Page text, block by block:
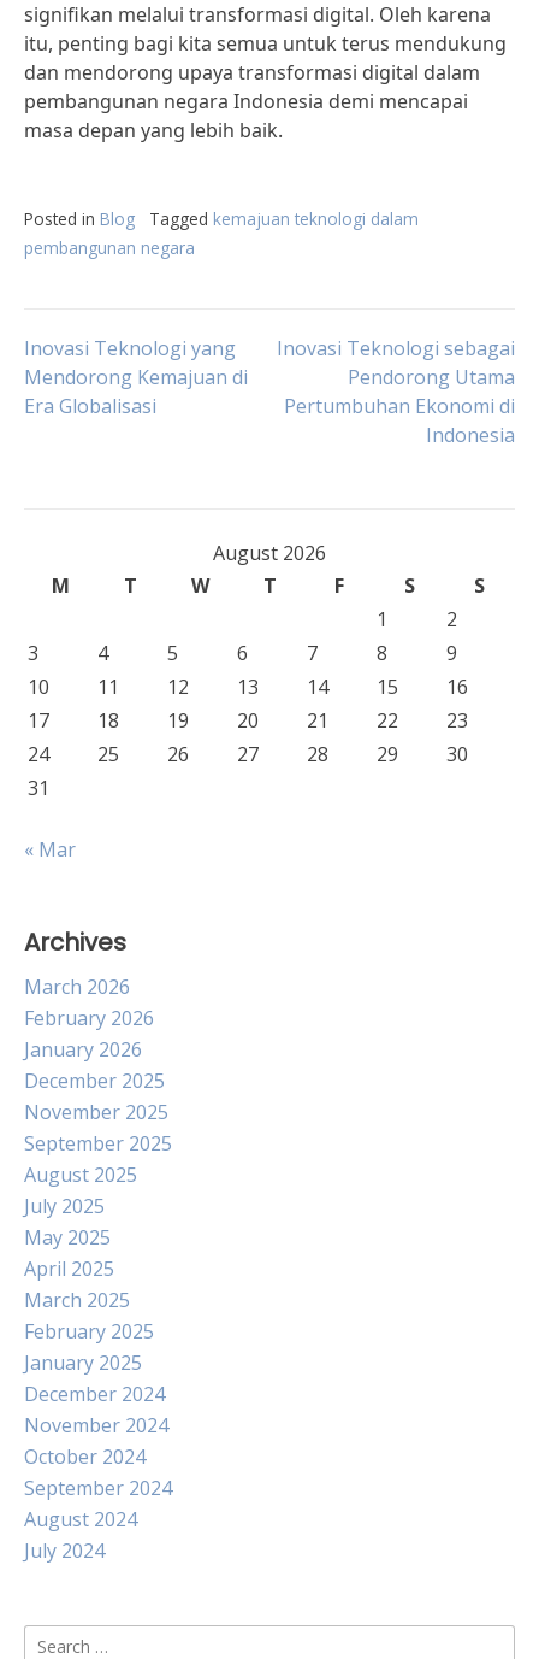
signifikan melalui transformasi digital. Oleh karena
itu, penting bagi kita semua untuk terus mendukung
dan mendorong upaya transformasi digital dalam
pembangunan negara Indonesia demi mencapai
masa depan yang lebih baik.
Posted in Blog Tagged kemajuan teknologi dalam
pembangunan negara
Post
navigation
Inovasi Teknologi yang
Mendorong Kemajuan di
Era Globalisasi
Inovasi Teknologi sebagai
Pendorong Utama
Pertumbuhan Ekonomi di
Indonesia
August 2026
M
T W T F S
S
1
2
3
4 5 6 7 8
9
10
11 12 13 14 15
16
17
18 19 20 21 22
23
24
25 26 27 28 29
30
31
« Mar
Archives
March 2026
February 2026
January 2026
December 2025
November 2025
September 2025
August 2025
July 2025
May 2025
April 2025
March 2025
February 2025
January 2025
December 2024
November 2024
October 2024
September 2024
August 2024
July 2024
Search